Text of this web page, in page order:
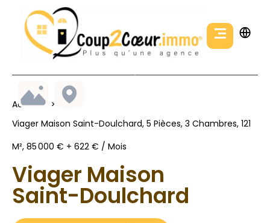
Accueil
Viager Maison Saint-Doulchard, 5 Pièces, 3 Chambres, 121
M², 85 000 € + 622 € / Mois
Viager Maison
Saint-Doulchard